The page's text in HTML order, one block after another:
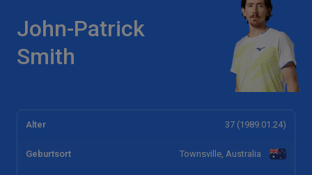
John-Patrick
Smith
Alter 37 (1989.01.24)
Geburtsort Townsville, Australia